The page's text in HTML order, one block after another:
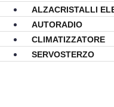
ALZACRISTALLI
AUTORADIO
CLIMATIZZATORE
SERVOSTERZO